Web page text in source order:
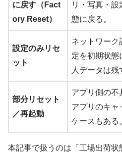
に戻す（Fact
ory Reset）
リ・写真・
態に戻る。
設定のみリセ
ット
ネットワーク
定を初期状態
人データは残
部分リセット
／再起動
アプリ側の不
アプリのキャ
ケースもある
本記事で扱うのは「工場出荷